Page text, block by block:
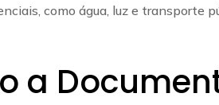
como água, luz e transporte
a